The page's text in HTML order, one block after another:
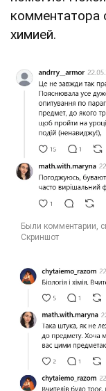
комментатора
химией.